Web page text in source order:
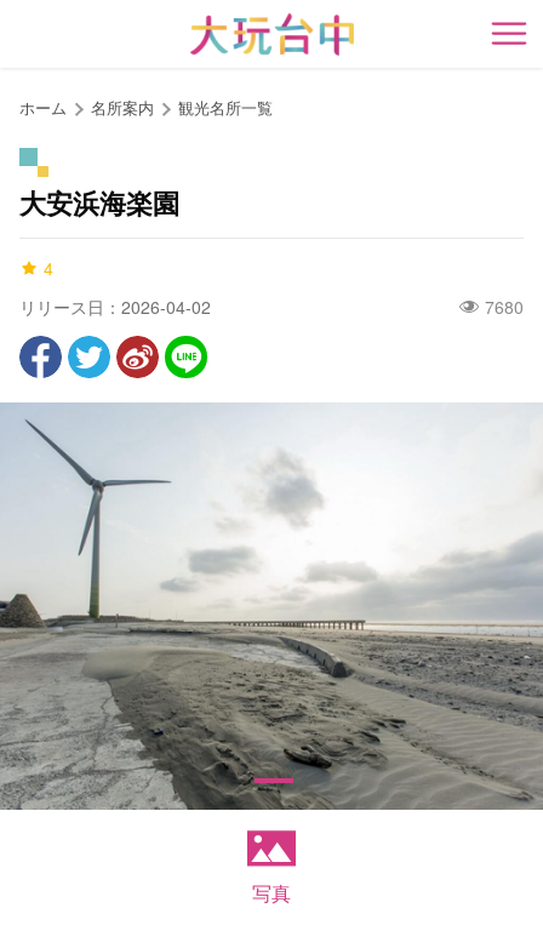
開
ホーム 名所案内 観光名所一覧
大安浜海楽園
4
リリース日：2026-04-02
7680
写真